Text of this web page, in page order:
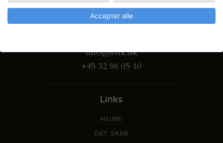
Gammel Dok Pakhus
Strandgade 27 B
info@svfk.dk
+45 32 96 05 10
Links
HOME
DET SKER
Accepter alle